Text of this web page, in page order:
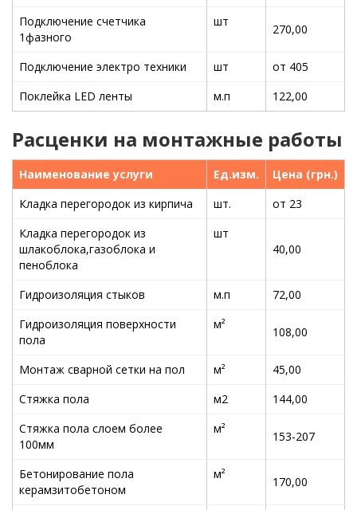
Подключение счетчика
1фазного
шт
270,00
Подключение электро техники шт
от 405
Поклейка LED ленты
м.п 122,00
Расценки на монтажные работы
Наименование услуги Ед.изм.
Цена (грн.)
Кладка перегородок из кирпича
шт.
от 23
Кладка перегородок из
шлакоблока,газоблока и
пеноблока
шт
40,00
Гидроизоляция стыков м.п
72,00
Гидроизоляция поверхности
пола
м²
108,00
Монтаж сварной сетки на пол м²
45,00
Стяжка пола
м2
144,00
Стяжка пола слоем более
100мм
м²
153-207
Бетонирование пола
керамзитобетоном
м²
170,00